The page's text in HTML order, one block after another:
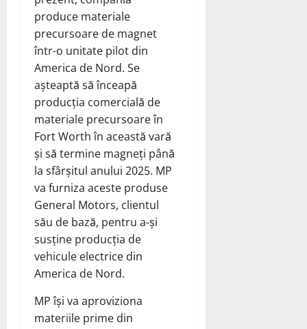
produce materiale
precursoare de magnet
într-o unitate pilot din
America de Nord. Se
așteaptă să înceapă
producția comercială de
materiale precursoare în
Fort Worth în această vară
și să termine magneți până
la sfârșitul anului 2025. MP
va furniza aceste produse
General Motors, clientul
său de bază, pentru a-și
susține producția de
vehicule electrice din
America de Nord.
MP își va aproviziona
materiile prime din